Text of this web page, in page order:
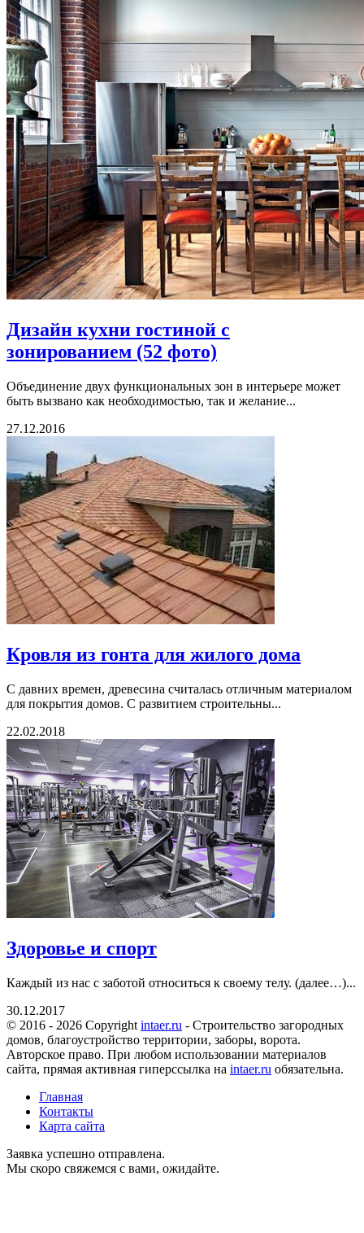
Дизайн кухни гостиной с
зонированием (52 фото)
Объединение двух функциональных зон в интерьере может
быть вызвано как необходимостью, так и желание...
27.12.2016
Кровля из гонта для жилого дома
С давних времен, древесина считалась отличным материалом
для покрытия домов. С развитием строительны...
22.02.2018
Здоровье и спорт
Каждый из нас с заботой относиться к своему телу. (далее…)...
30.12.2017
© 2016 - 2026 Copyright intaer.ru - Cтроительство загородных
домов, благоустройство территории, заборы, ворота.
Авторское право. При любом использовании материалов
сайта, прямая активная гиперссылка на intaer.ru обязательна.
Главная
Контакты
Карта сайта
Заявка успешно отправлена.
Мы скоро свяжемся с вами, ожидайте.